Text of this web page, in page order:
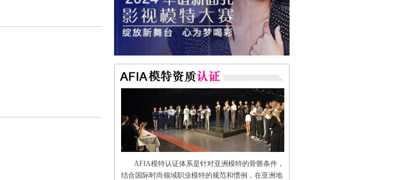
AFIA模特认证体系是针对亚洲模特的骨骼条件，
结合国际时尚领域职业模特的规范和惯例，在亚洲地